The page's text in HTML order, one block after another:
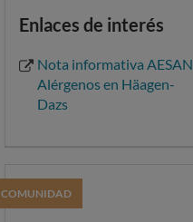
Enlaces de interés
Nota informativa AESAN
Alérgenos en Häagen-
Dazs
COMUNIDAD